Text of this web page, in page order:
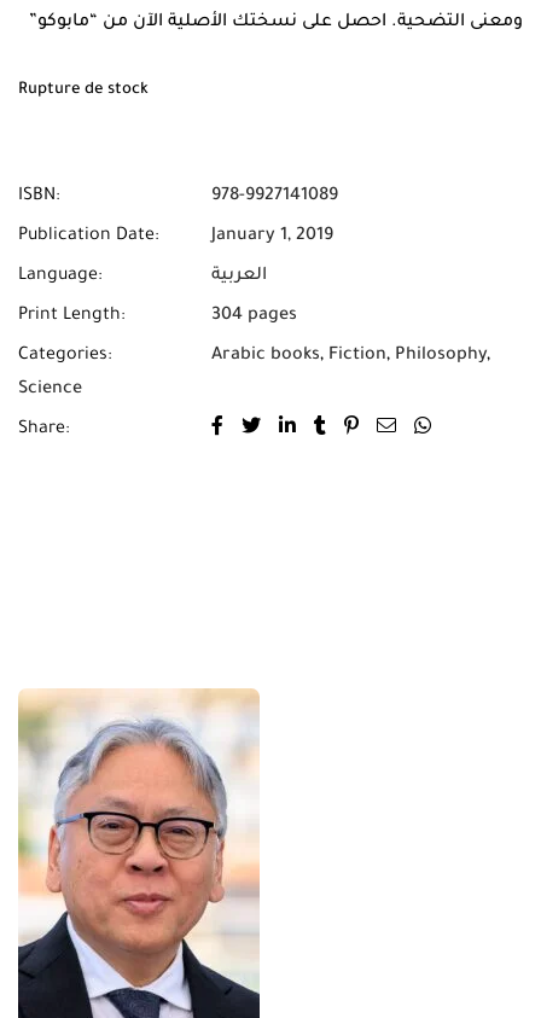
ومعنى التضحية. احصل على نسختك الأصلية الآن من “مابوكو”
Rupture de stock
ISBN: 978-9927141089
Publication Date: January 1, 2019
Language: العربية
Print Length: 304 pages
Categories: Arabic books, Fiction, Philosophy,
Science
Share: